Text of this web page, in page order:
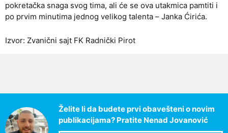
pokretačka snaga svog tima, ali će se ova utakmica pamtiti i
po prvim minutima jednog velikog talenta – Janka Ćirića.
Izvor: Zvanični sajt FK Radnički Pirot
Želite li da budete prvi obavešteni o novim
publikacijama? Pratite Nenad Jovanović